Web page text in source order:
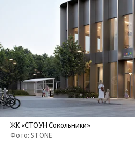
ЖК «СТОУН Сокольники»
Фото: STONE